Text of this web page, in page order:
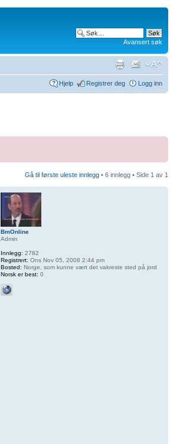
Avansert søk
Hjelp Registrer deg Logg inn
Gå til første uleste innlegg • 6 innlegg • Side 1 av 1
BmOnline
Admin
Innlegg: 2782
Registrert: Ons Nov 05, 2008 2:44 pm
Bosted: Norge, som kunne vært det vakreste sted på jord
Norsk er best: 0